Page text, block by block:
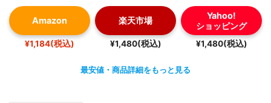
Amazon
¥1,184(税込)
楽天市場
¥1,480(税込)
Yahoo!
ショッピング
¥1,480(税込)
最安値・商品詳細をもっと見る